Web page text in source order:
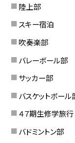
陸上部
スキー宿泊
吹奏楽部
バレーボール部
サッカー部
バスケットボール
４７期生修学旅行
バドミントン部